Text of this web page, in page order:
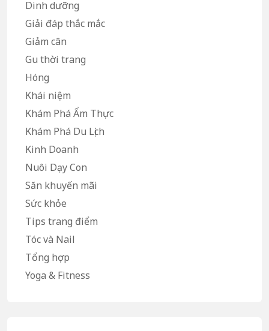
Dinh dưỡng
Giải đáp thắc mắc
Giảm cân
Gu thời trang
Hóng
Khái niệm
Khám Phá Ẩm Thực
Khám Phá Du Lịch
Kinh Doanh
Nuôi Dạy Con
Săn khuyến mãi
Sức khỏe
Tips trang điểm
Tóc và Nail
Tổng hợp
Yoga & Fitness